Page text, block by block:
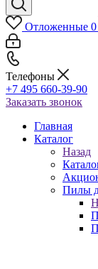
Отложенные 0
Телефоны
+7 495 660-39-90
Заказать звонок
Главная
Каталог
Назад
Пилы